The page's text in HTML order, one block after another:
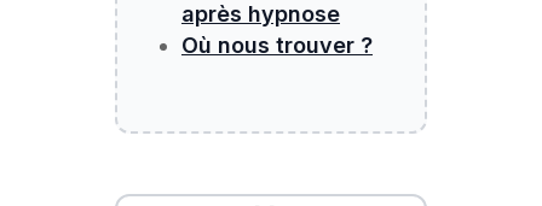
après hypnose
Où nous trouver ?